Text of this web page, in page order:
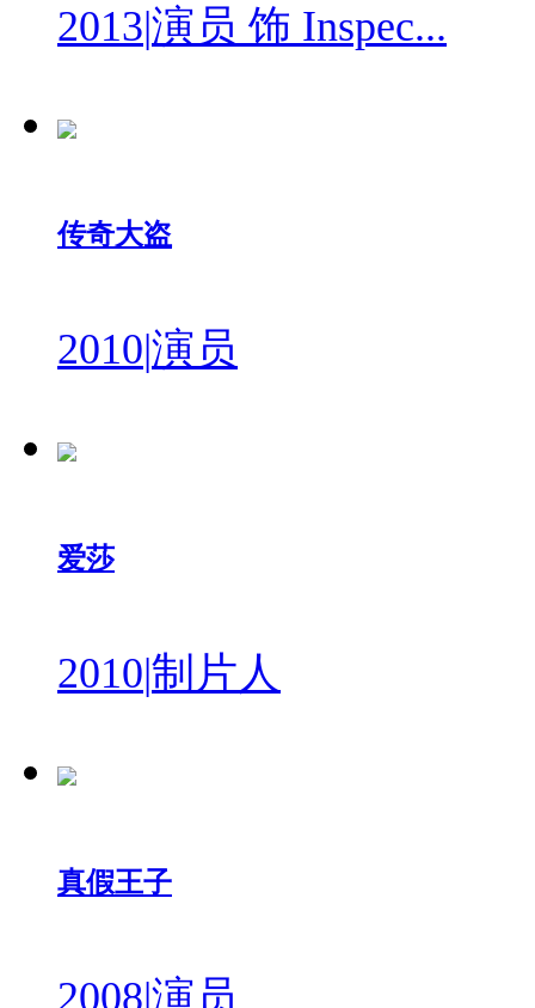
2013|演员 饰 Inspec...
传奇大盗
2010|演员
爱莎
2010|制片人
真假王子
2008|演员